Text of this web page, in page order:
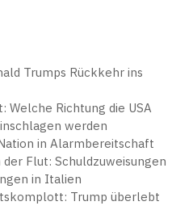
Trumps Rückkehr ins
Welche Richtung die USA
werden
in Alarmbereitschaft
Flut: Schuldzuweisungen
in Italien
Trump überlebt